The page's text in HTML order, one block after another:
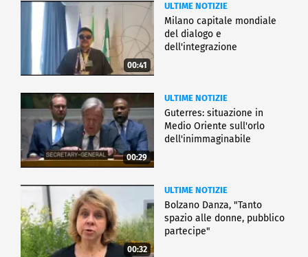
00:41
ULTIME NOTIZIE
Milano capitale mondiale
del dialogo e
dell'integrazione
00:29
ULTIME NOTIZIE
Guterres: situazione in
Medio Oriente sull'orlo
dell'inimmaginabile
00:32
ULTIME NOTIZIE
Bolzano Danza, "Tanto
spazio alle donne, pubblico
partecipe"